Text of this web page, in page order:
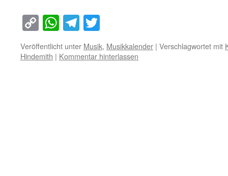
Copy
Link
WhatsApp
Telegram
Veröffentlicht unter Musik, Musikkalender | Verschlagwortet mit
Hindemith | Kommentar hinterlassen